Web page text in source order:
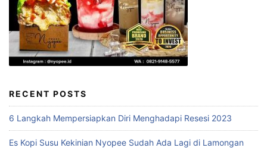
RECENT POSTS
6 Langkah Mempersiapkan Diri Menghadapi Resesi 2023
Es Kopi Susu Kekinian Nyopee Sudah Ada Lagi di Lamongan